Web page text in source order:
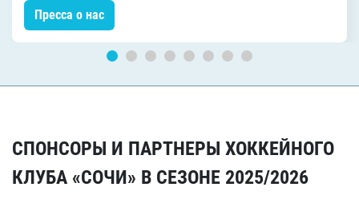
Пресса о нас
СПОНСОРЫ И ПАРТНЕРЫ ХОККЕЙНОГО
КЛУБА «СОЧИ» В СЕЗОНЕ 2025/2026